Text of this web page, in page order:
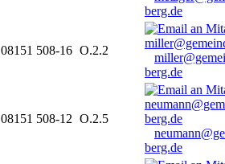
berg.de
08151 508-16 O.2.2
berg.de
08151 508-12 O.2.5
berg.de